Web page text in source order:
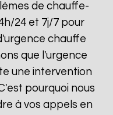
de chauffe-
24 et 7j/7 pour
chauffe
que l'urgence
une intervention
pourquoi nous
à vos appels en